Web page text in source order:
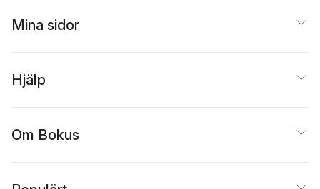
Mina sidor
Hjälp
Om Bokus